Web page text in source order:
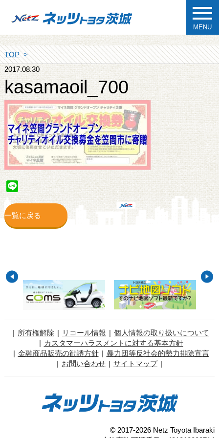
MENU
TOP
2017.08.30
kasamaoil_700
Line
一覧に戻る
所有権解除 リコール情報
個人情報の取り扱いについて
カスタマーハラスメントに対する基本方針
金融商品販売の勧誘方針
暴力団等反社会的勢力排除宣言
お問い合わせ
サイトマップ
© 2017-2026 Netz Toyota Ibaraki